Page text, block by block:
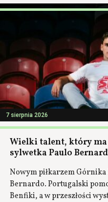
7 sierpnia 2026
Wielki talent, który ma
sylwetka Paulo
Nowym piłkarzem Górnika
Bernardo. Portugalski
Benfiki, a w przeszłości